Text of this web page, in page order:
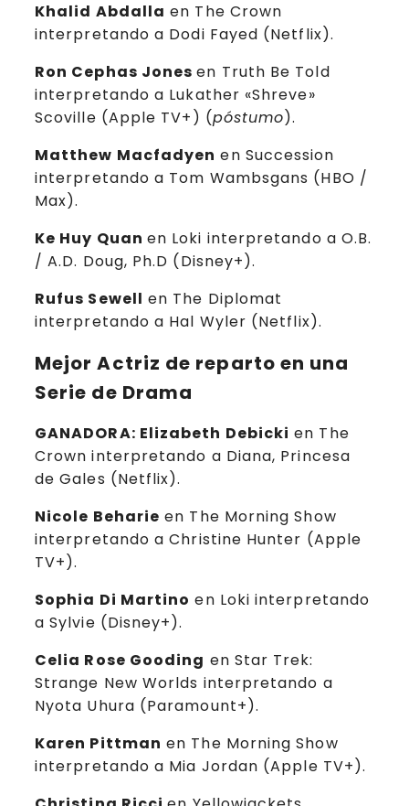
Khalid Abdalla en The Crown
interpretando a Dodi Fayed (Netflix).
Ron Cephas Jonesen Truth Be Told
interpretando a Lukather «Shreve»
Scoville (Apple TV+) (póstumo).
Matthew Macfadyen en Succession
interpretando a Tom Wambsgans (HBO /
Max).
Ke Huy Quan en Loki interpretando a O.B.
/ A.D. Doug, Ph.D (Disney+).
Rufus Sewell en The Diplomat
interpretando a Hal Wyler (Netflix).
Mejor Actriz de reparto en una
Serie de Drama
GANADORA: Elizabeth Debicki en The
Crown interpretando a Diana, Princesa
de Gales (Netflix).
Nicole Beharie en The Morning Show
interpretando a Christine Hunter (Apple
TV+).
Sophia Di Martino en Loki interpretando
a Sylvie (Disney+).
Celia Rose Gooding en Star Trek:
Strange New Worlds interpretando a
Nyota Uhura (Paramount+).
Karen Pittman en The Morning Show
interpretando a Mia Jordan (Apple TV+).